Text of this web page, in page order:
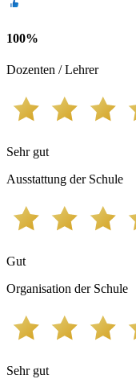
100%
Dozenten / Lehrer
Sehr gut
Ausstattung der Schule
Gut
Organisation der Schule
Sehr gut